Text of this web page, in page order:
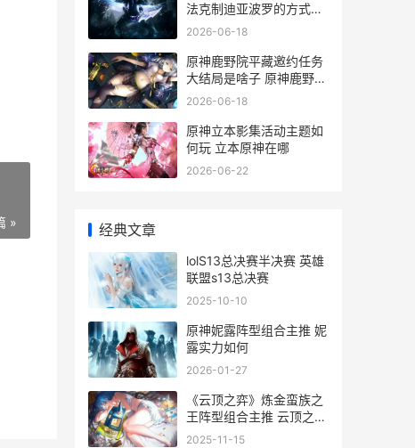
»
法克制迪亚波罗的方式同
享 炉石传说佣兵战纪pve
2026-06-18
原神鹿野院平藏邀约任务
大结局是啥子 原神鹿野院
平藏图片
2026-06-18
原神立本影集活动主题如
何玩 立本原神在哪
2026-06-22
经典文章
lolS13总决赛半决赛 英雄
联盟s13总决赛
2025-10-10
原神妮露阵型组合主推 妮
露实力如何
2026-01-27
《云顶之弈》炼金蛮族之
王阵型组合主推 云顶之弈
新版本阵容推荐炼狱
2025-11-15